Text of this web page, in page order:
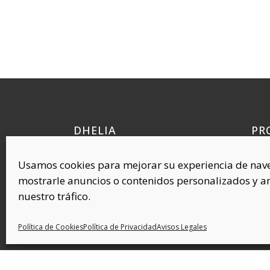
Usamos cookies para mejorar su experiencia de
mostrarle anuncios o contenidos personalizados y
nuestro tráfico.
Política de CookiesPolítica de PrivacidadAvisos Legales
DHELIA
Polígono Industrial Requena, 38
45214 Cedillo del Condado
Toledo (ESPAÑA)